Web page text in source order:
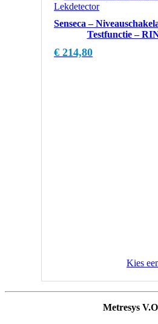
Senseca –
Testfunctie –
€ 214,80
Kies
Metresys